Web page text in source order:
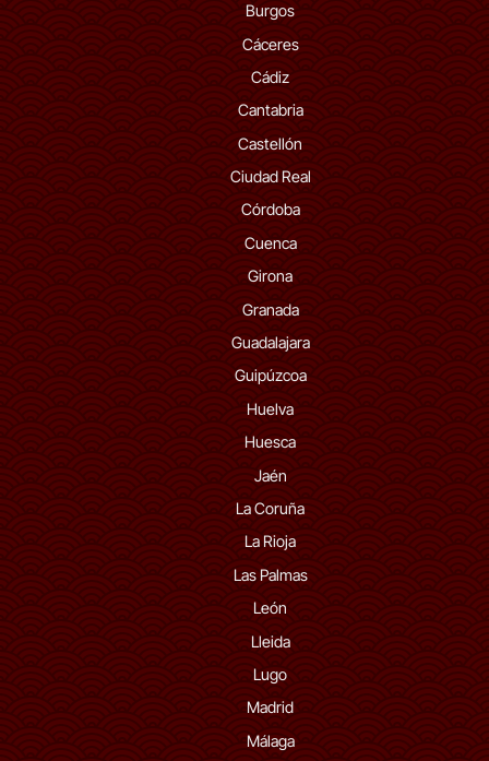
Burgos
Cáceres
Cádiz
Cantabria
Castellón
Ciudad Real
Córdoba
Cuenca
Girona
Granada
Guadalajara
Guipúzcoa
Huelva
Huesca
Jaén
La Coruña
La Rioja
Las Palmas
León
Lleida
Lugo
Madrid
Málaga